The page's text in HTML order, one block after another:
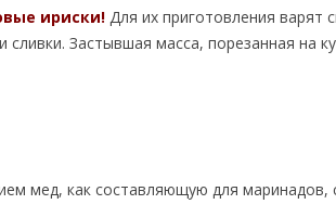
ириски! Для их приготовления варят
Застывшая масса, порезанная на
мед, как составляющую для маринадов,